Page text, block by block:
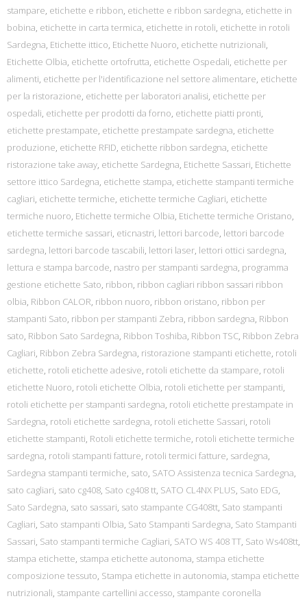
stampare, etichette e ribbon, etichette e ribbon sardegna, etichette in
bobina, etichette in carta termica, etichette in rotoli, etichette in rotoli
Sardegna, Etichette ittico, Etichette Nuoro, etichette nutrizionali,
Etichette Olbia, etichette ortofrutta, etichette Ospedali, etichette per
alimenti, etichette per l'identificazione nel settore alimentare, etichette
per la ristorazione, etichette per laboratori analisi, etichette per
ospedali, etichette per prodotti da forno, etichette piatti pronti,
etichette prestampate, etichette prestampate sardegna, etichette
produzione, etichette RFID, etichette ribbon sardegna, etichette
ristorazione take away, etichette Sardegna, Etichette Sassari, Etichette
settore ittico Sardegna, etichette stampa, etichette stampanti termiche
cagliari, etichette termiche, etichette termiche Cagliari, etichette
termiche nuoro, Etichette termiche Olbia, Etichette termiche Oristano,
etichette termiche sassari, eticnastri, lettori barcode, lettori barcode
sardegna, lettori barcode tascabili, lettori laser, lettori ottici sardegna,
lettura e stampa barcode, nastro per stampanti sardegna, programma
gestione etichette Sato, ribbon, ribbon cagliari ribbon sassari ribbon
olbia, Ribbon CALOR, ribbon nuoro, ribbon oristano, ribbon per
stampanti Sato, ribbon per stampanti Zebra, ribbon sardegna, Ribbon
sato, Ribbon Sato Sardegna, Ribbon Toshiba, Ribbon TSC, Ribbon Zebra
Cagliari, Ribbon Zebra Sardegna, ristorazione stampanti etichette, rotoli
etichette, rotoli etichette adesive, rotoli etichette da stampare, rotoli
etichette Nuoro, rotoli etichette Olbia, rotoli etichette per stampanti,
rotoli etichette per stampanti sardegna, rotoli etichette prestampate in
Sardegna, rotoli etichette sardegna, rotoli etichette Sassari, rotoli
etichette stampanti, Rotoli etichette termiche, rotoli etichette termiche
sardegna, rotoli stampanti fatture, rotoli termici fatture, sardegna,
Sardegna stampanti termiche, sato, SATO Assistenza tecnica Sardegna,
sato cagliari, sato cg408, Sato cg408 tt, SATO CL4NX PLUS, Sato EDG,
Sato Sardegna, sato sassari, sato stampante CG408tt, Sato stampanti
Cagliari, Sato stampanti Olbia, Sato Stampanti Sardegna, Sato Stampanti
Sassari, Sato stampanti termiche Cagliari, SATO WS 408 TT, Sato Ws408tt,
stampa etichette, stampa etichette autonoma, stampa etichette
composizione tessuto, Stampa etichette in autonomia, stampa etichette
nutrizionali, stampante cartellini accesso, stampante coronella